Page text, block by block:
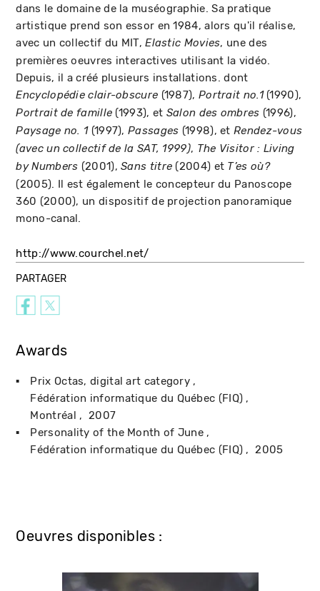
dans le domaine de la muséographie. Sa pratique
artistique prend son essor en 1984, alors qu'il réalise,
avec un collectif du MIT,Elastic Movies, une des
premières oeuvres interactives utilisant la vidéo.
Depuis, il a créé plusieurs installations. dont
Encyclopédie clair-obscure (1987), Portrait no.1(1990),
Portrait de famille (1993), et Salon des ombres (1996),
Paysage no. 1(1997),Passages (1998), etRendez-vous
(avec un collectif de la SAT, 1999), The Visitor : Living
by Numbers (2001),Sans titre (2004) et T’es où?
(2005). Il est également le concepteur du Panoscope
360 (2000), un dispositif de projection panoramique
mono-canal.
http://www.courchel.net/
PARTAGER
Awards
Prix Octas, digital art category
Fédération informatique du Québec (FIQ)
Montréal
2007
Personality of the Month of June
Fédération informatique du Québec (FIQ)
2005
Oeuvres disponibles :